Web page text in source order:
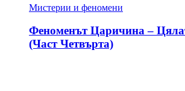
Мистерии и феномени
Феноменът Царичина –
(Част Четвърта)